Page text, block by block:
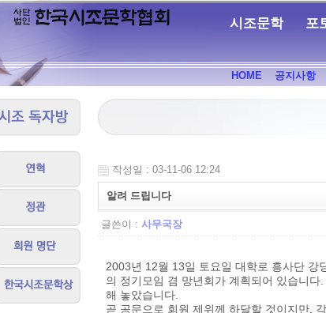
시조문학 포
HOME 공지사항
작성일 : 03-11-06 12:24
알려 드립니다
글쓴이 : 사무국장
2003년 12월 13일 토요일 대학로 흥사단 강
의 정기모임 겸 망년회가 계획되어 있습니
해 놓았습니다.
곧 공문으로 회원 제위께 하달할 것이지만,